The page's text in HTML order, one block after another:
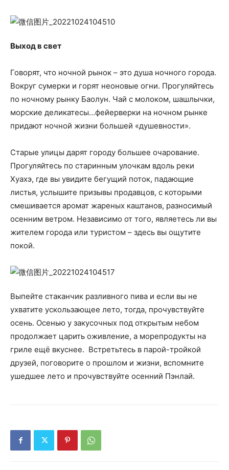
Выход в свет
Говорят, что ночной рынок – это душа ночного города.
Вокруг сумерки и горят неоновые огни. Прогуляйтесь
по ночному рынку Баолун. Чай с молоком, шашлычки,
морские деликатесы…фейерверки на ночном рынке
придают ночной жизни большей «душевности».
Старые улицы дарят городу большее очарование.
Прогуляйтесь по старинным улочкам вдоль реки
Хуахэ, где вы увидите бегущий поток, падающие
листья, услышите призывы продавцов, с которыми
смешивается аромат жареных каштанов, разносимый
осенним ветром. Независимо от того, являетесь ли вы
жителем города или туристом – здесь вы ощутите
покой.
Выпейте стаканчик разливного пива и если вы не
ухватите ускользающее лето, тогда, прочувствуйте
осень. Осенью у закусочных под открытым небом
продолжает царить оживление, а морепродукты на
гриле ещё вкуснее. Встретьтесь в парой-тройкой
друзей, поговорите о прошлом и жизни, вспомните
ушедшее лето и прочувствуйте осенний Пэнлай.